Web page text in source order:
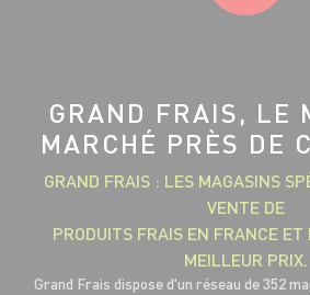
GRAND FRAIS, LE
MARCHÉ PRÈS DE
GRAND FRAIS : LES MAGASINS
VENTE DE
PRODUITS FRAIS EN FRANCE ET
MEILLEUR PRIX.
Grand Frais dispose d'un réseau de 352